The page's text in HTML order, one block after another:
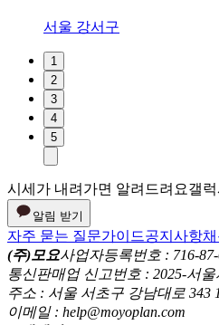
서울 강서구
1
2
3
4
5
시세가 내려가면 알려드려요갤럭
알림 받기
자주 묻는 질문가이드공지사항
(주)모요사업자등록번호 : 716-
통신판매업 신고번호 : 2025-서울
주소 : 서울 서초구 강남대로 343
이메일 : help@moyoplan.com